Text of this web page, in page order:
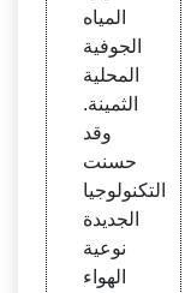
المياه
الجوفية
المحلية
الثمينة.
وقد
حسنت
التكنولوجيا
الجديدة
نوعية
الهواء